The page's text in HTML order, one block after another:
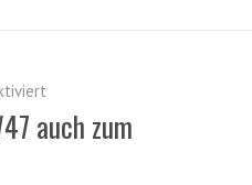
auch zum